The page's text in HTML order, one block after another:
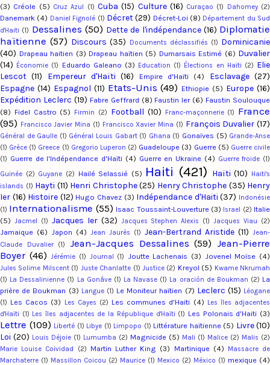
(3) Créole (5) Cruz Azul (1) Cuba (15) Culture (16) Curaçao (1) Dahomey (2)
Danemark (4) Daniel Fignolé (1) Décret(29) Décret-Loi (8) Département du Sud
d'Haiti (1) Dessalines (50) Dette de l'indépendance (16) Diplomatie
haïtienne (57) Discours (35) Documents déclassifiés (1) Dominicanie
(40) Drapeau haitien (3) Drapeau haïtien (5) Dumarsais Estimé (6) Duvalier
(14) Économie (1) Eduardo Galeano (3) Education (1) Élections en Haïti (2) Elie
Lescot (11) Empereur d'Haïti (16) Empire d'Haïti (4) Esclavage (27)
Espagne (14) Espagnol (11) Etats-Unis (49) Ethiopie (5) Europe (16)
Expédition Leclerc (19) Fabre Geffrard (8) Faustin Ier (6) Faustin Soulouque
(8) Fidel Castro (5) Firmin (2) Football (10) Franc-maçonnerie (1)
France
(95) Francisco Javier Mina (1) Francisco Xavier Mina (1) François Duvalier (17)
Général de Gaulle (1) Général Louis Gabart (1) Ghana (1) Gonaïves (5) Grande-Anse
(1) Grèce (1) Greece (1) Gregorio Luperon (2) Guadeloupe (3) Guerre (5) Guerre civile
(1) Guerre de l'Indépendance d'Haïti (4) Guerre en Ukraine (4) Guerre froide (1)
Guinée (2) Guyane (2) Hailé Selassié (5) Haiti (421) Haïti (10)
Haiti's
islands (1) Hayti (11) Henri Christophe (25) Henry Christophe (35) Henry
Ier (16) Histoire (12) Hugo Chavez (3) Indépendance d'Haiti (37) Indonésie
(1) Internationalisme (55) Isaac Toussaint-Louverture (3) Israel (2) Italie
(5) Jacmel (1) Jacques Ier (32) Jacques Stephen Alexis (1) Jacques Viau (2)
Jamaique (6) Japon (4) Jean Jaurès (1) Jean-Bertrand Aristide (11) Jean-
Claude Duvalier
(1) Jean-Jacques Dessalines (59) Jean-Pierre
Boyer (46) Jérémie (1) Journal (1) Joutte Lachenais (3) Jovenel Moïse (4)
Jules Solime Milscent (1) Juste Chanlatte (1) Justice (2) Kreyol (5) Kwame Nkrumah
(1) La Dessalinienne (1) La Gonâve (1) La Navase (1) La oración de Boukman (2) La
prière de Boukman (3) Langue (1) Le Moniteur haïtien (7) Leclerc (15) Léogane
(1) Les Cacos (3) Les Cayes (2) Les communes d'Haiti (4) Les îles adjacentes
d'Haïti (1) Les îles adjacentes de la République d'Haïti (1) Les Polonais d'Haiti (3)
Lettre (109) Liberté (1) Libye (1) Limpopo (1) Littérature haïtienne (5) Livre (10)
Loi (20) Louis Déjoie (1) Lumumba (2) Magnicide (5) Mali (1) Malice (2) Malis (2)
Marie Louise Coividad
(2) Martin Luther King (3) Martinique (4)
Massacre de
Marchaterre (1) Massillon Coicou (2) Maurice (1) Mexico (2) México (1) mexique (4)